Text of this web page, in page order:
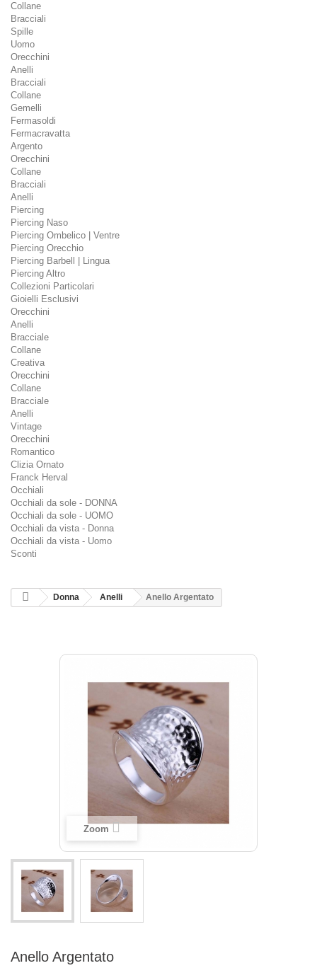
Collane
Bracciali
Spille
Uomo
Orecchini
Anelli
Bracciali
Collane
Gemelli
Fermasoldi
Fermacravatta
Argento
Orecchini
Collane
Bracciali
Anelli
Piercing
Piercing Naso
Piercing Ombelico | Ventre
Piercing Orecchio
Piercing Barbell | Lingua
Piercing Altro
Collezioni Particolari
Gioielli Esclusivi
Orecchini
Anelli
Bracciale
Collane
Creativa
Orecchini
Collane
Bracciale
Anelli
Vintage
Orecchini
Romantico
Clizia Ornato
Franck Herval
Occhiali
Occhiali da sole - DONNA
Occhiali da sole - UOMO
Occhiali da vista - Donna
Occhiali da vista - Uomo
Sconti
Donna Anelli Anello Argentato
Zoom
Anello Argentato